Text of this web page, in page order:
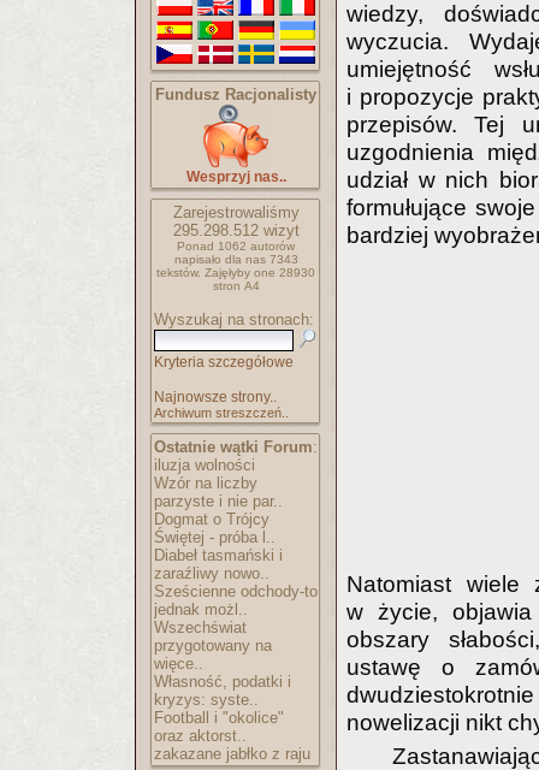
Fundusz Racjonalisty
Wesprzyj nas..
Zarejestrowaliśmy
295.298.512wizyt
Ponad 1062 autorów
napisało dla nas 7343
tekstów. Zajęłyby one 28930
stron A4
Wyszukaj na stronach:
Kryteria szczegółowe
Najnowsze strony..
Archiwum streszczeń..
Ostatnie wątki Forum:
iluzja wolności
Wzór na liczby
parzyste i nie par..
Dogmat o Trójcy
Świętej - próba l..
Diabeł tasmański i
zaraźliwy nowo..
Sześcienne odchody-to
jednak możl..
Wszechświat
przygotowany na
więce..
Własność, podatki i
kryzys: syste..
Football i "okolice"
oraz aktorst..
zakazane jabłko z raju
wiedzy,
wyczucia.
umiejętność
i propozycje
przepisów. Tej
uzgodnienia
udział w nich
formułujące
bardziej
Natomiast
w życie, objawia
obszary
ustawę o
nowelizacji nikt